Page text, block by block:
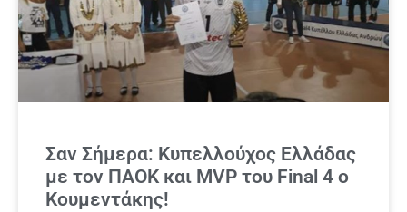
Σαν Σήμερα: Κυπελλούχος Ελλάδας
με τον ΠΑΟΚ και MVP του Final 4 ο
Κουμεντάκης!